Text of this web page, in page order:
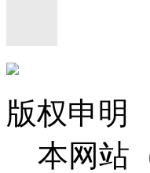
版权申明
本网站